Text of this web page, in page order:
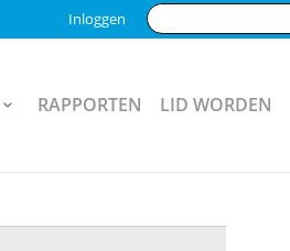
Zoeken:
Inloggen
RAPPORTEN LID WORDEN